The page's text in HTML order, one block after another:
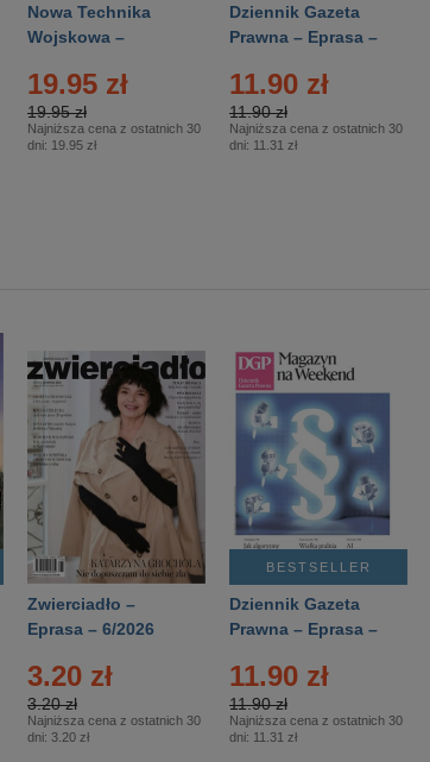
Nowa Technika
Wojskowa –
19.95 zł
19.95 zł
Najniższa cena z ostatnich 30
dni: 19.95 zł
Dziennik Gazeta
Prawna – Eprasa –
11.90 zł
11.90 zł
Najniższa cena z ostatnich 30
dni: 11.31 zł
Zwierciadło –
Eprasa – 6/2026
3.20 zł
3.20 zł
Najniższa cena z ostatnich 30
dni: 3.20 zł
BESTSELLER
Dziennik Gazeta
Prawna – Eprasa –
11.90 zł
11.90 zł
Najniższa cena z ostatnich 30
dni: 11.31 zł